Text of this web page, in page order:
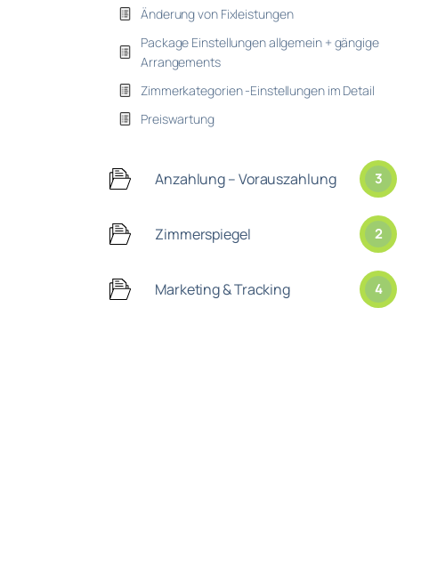
Änderung von Fixleistungen
Package Einstellungen allgemein + gängige
Arrangements
Zimmerkategorien -Einstellungen im Detail
Preiswartung
Anzahlung – Vorauszahlung 3
Zimmerspiegel 2
Marketing & Tracking 4